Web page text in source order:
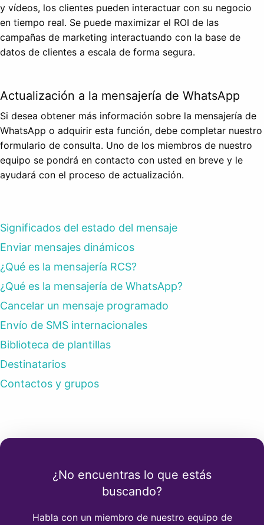
y vídeos, los clientes pueden interactuar con su negocio
en tiempo real. Se puede maximizar el ROI de las
campañas de marketing interactuando con la base de
datos de clientes a escala de forma segura.
Actualización a la mensajería de WhatsApp
Si desea obtener más información sobre la mensajería de
WhatsApp o adquirir esta función, debe completar nuestro
formulario de consulta. Uno de los miembros de nuestro
equipo se pondrá en contacto con usted en breve y le
ayudará con el proceso de actualización.
Significados del estado del mensaje
Enviar mensajes dinámicos
¿Qué es la mensajería RCS?
¿Qué es la mensajería de WhatsApp?
Cancelar un mensaje programado
Envío de SMS internacionales
Biblioteca de plantillas
Destinatarios
Contactos y grupos
¿No encuentras lo que estás
buscando?
Habla con un miembro de nuestro equipo de